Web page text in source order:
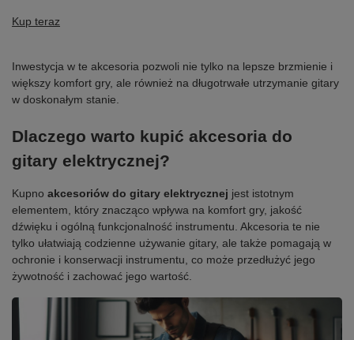
Kup teraz
Inwestycja w te akcesoria pozwoli nie tylko na lepsze brzmienie i
większy komfort gry, ale również na długotrwałe utrzymanie gitary
w doskonałym stanie.
Dlaczego warto kupić akcesoria do
gitary elektrycznej?
Kupno akcesoriów do gitary elektrycznej jest istotnym
elementem, który znacząco wpływa na komfort gry, jakość
dźwięku i ogólną funkcjonalność instrumentu. Akcesoria te nie
tylko ułatwiają codzienne używanie gitary, ale także pomagają w
ochronie i konserwacji instrumentu, co może przedłużyć jego
żywotność i zachować jego wartość.